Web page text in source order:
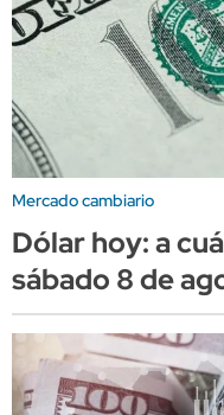
Mercado cambiario
Dólar hoy: a
sábado 8 de